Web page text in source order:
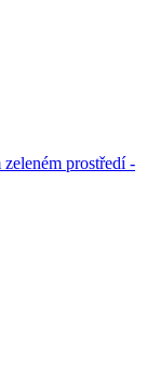
prostředí -